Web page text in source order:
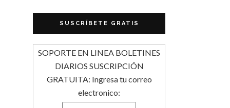
SUSCRÍBETE GRATIS
SOPORTE EN LINEA BOLETINES
DIARIOS SUSCRIPCIÓN
GRATUITA: Ingresa tu correo
electronico: